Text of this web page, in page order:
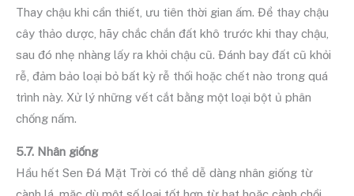
Thay chậu khi cần thiết, ưu tiên thời gian ấm. Để thay chậu
cây thảo dược, hãy chắc chắn đất khô trước khi thay chậu,
sau đó nhẹ nhàng lấy ra khỏi chậu cũ. Đánh bay đất cũ khỏi
rễ, đảm bảo loại bỏ bất kỳ rễ thối hoặc chết nào trong quá
trình này. Xử lý những vết cắt bằng một loại bột ủ phân
chống nấm.
5.7. Nhân giống
Hầu hết Sen Đá Mặt Trời có thể dễ dàng nhân giống từ